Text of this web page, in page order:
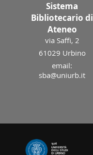
Sistema
Bibliotecario di
Ateneo
via Saffi, 2
61029 Urbino
email:
sba@uniurb.it